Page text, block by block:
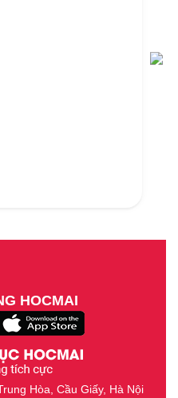
HOCMAI
Hòa, Cầu Giấy, Hà Nội